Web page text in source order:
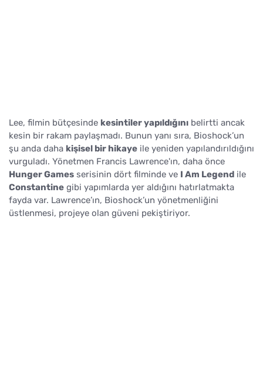
Lee, filmin bütçesinde kesintiler yapıldığını belirtti ancak
kesin bir rakam paylaşmadı. Bunun yanı sıra, Bioshock’un
şu anda daha kişisel bir hikaye ile yeniden yapılandırıldığını
vurguladı. Yönetmen Francis Lawrence'ın, daha önce
Hunger Games serisinin dört filminde ve I Am Legend ile
Constantine gibi yapımlarda yer aldığını hatırlatmakta
fayda var. Lawrence’ın, Bioshock’un yönetmenliğini
üstlenmesi, projeye olan güveni pekiştiriyor.